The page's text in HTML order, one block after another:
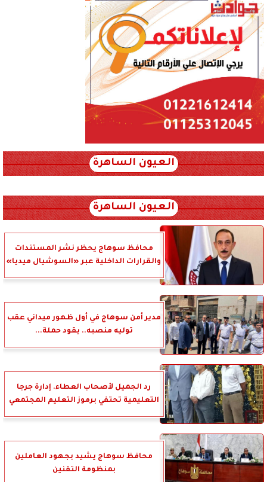
العيون الساهرة
العيون الساهرة
محافظ سوهاج يحظر نشر المستندات
والقرارات الداخلية عبر «السوشيال ميديا»
مدير أمن سوهاج في أول ظهور ميداني عقب
توليه منصبه.. يقود حملة...
رد الجميل لأصحاب العطاء. إدارة جرجا
التعليمية تحتفي برموز التعليم المجتمعي
محافظ سوهاج يشيد بجهود العاملين
بمنظومة التقنين